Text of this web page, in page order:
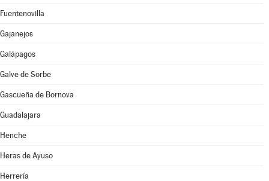
Fuentenovilla
Gajanejos
Galápagos
Galve de Sorbe
Gascueña de Bornova
Guadalajara
Henche
Heras de Ayuso
Herrería